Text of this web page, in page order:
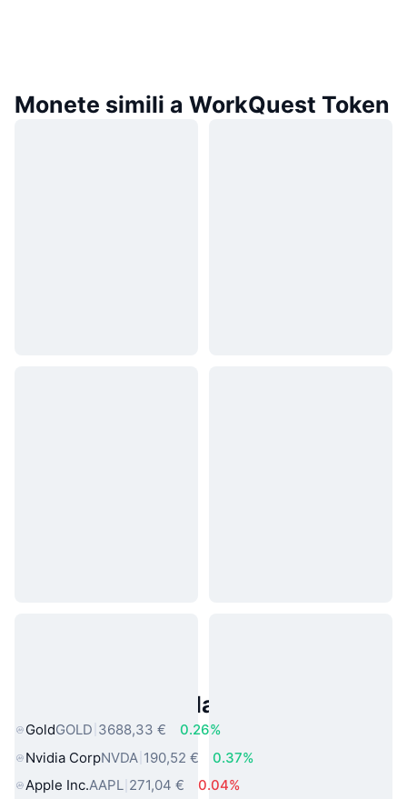
Monete simili a WorkQuest Token
Asset reali popolari
GoldGOLD 3688,33 €
0.26%
Nvidia CorpNVDA 190,52 €
0.37%
Apple Inc.AAPL 271,04 €
0.04%